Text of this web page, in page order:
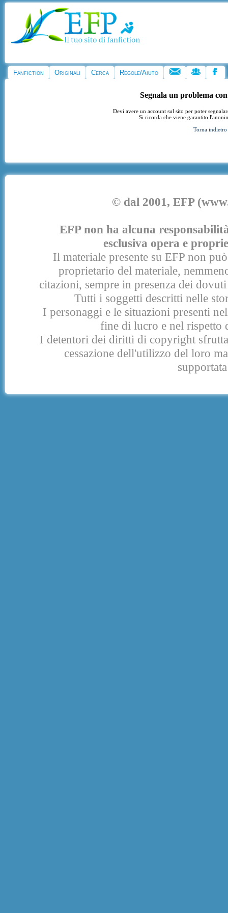
Fanfiction Originali Cerca Regole/Aiuto
Segnala un problema
Devi avere un account sul sito per poter
Si ricorda che viene garantito
Torna indietro
© dal 2001, EFP
EFP non ha alcuna
esclusiva opera e
Il materiale presente su EFP non
proprietario del materiale,
citazioni, sempre in presenza dei
Tutti i soggetti descritti nelle
I personaggi e le situazioni presenti
fine di lucro e nel rispetto
I detentori dei diritti di copyright
cessazione dell'utilizzo del loro